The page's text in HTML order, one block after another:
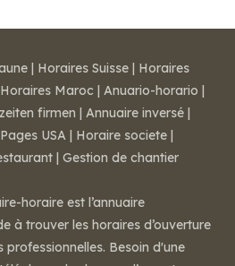
| Horaires Suisse | Horaires
Horaires Maroc | Anuario-horario |
firmen | Annuaire inversé |
USA | Horaire societe |
| Gestion de chantier
horaire est l’annuaire
à trouver les horaires d’ouverture
Besoin d'une